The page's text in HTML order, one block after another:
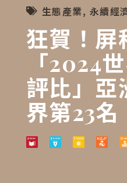
生態產業, 永續經
狂賀！屏
「2024
評比」亞
界第23名